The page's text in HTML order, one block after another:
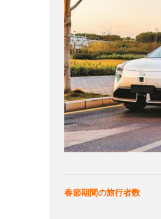
春節期間の旅行者数